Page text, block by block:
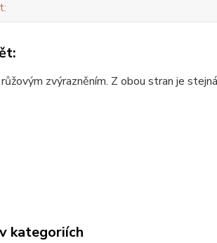
zvýrazněním. Z obou stran je
kategoriích